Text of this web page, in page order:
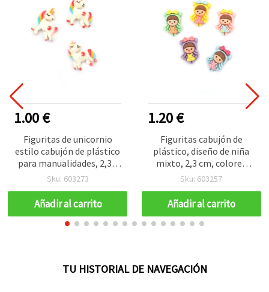
1.00 €
Figuritas de unicornio
estilo cabujón de plástico
para manualidades, 2,3 x
1,8 cm – pack de 10
Sku: 603273
Añadir al carrito
1.20 €
Figuritas cabujón de
plástico, diseño de niña
mixto, 2,3 cm, colores
mixtos - 10 piezas
Sku: 603257
Añadir al carrito
TU HISTORIAL DE NAVEGACIÓN